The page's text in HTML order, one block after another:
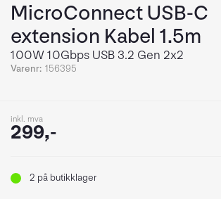
MicroConnect USB-C
extension Kabel 1.5m
100W 10Gbps USB 3.2 Gen 2x2
Varenr: 156395
inkl. mva
299,-
2 på butikklager